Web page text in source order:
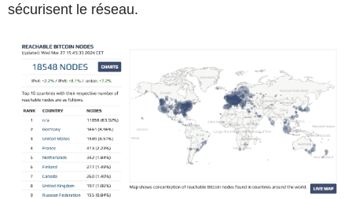
sécurisent le réseau.